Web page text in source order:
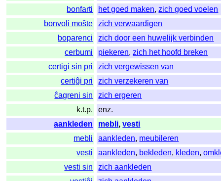
bonfarti
het goed maken,zich goed voelen
bonvoli moŝte
zich verwaardigen
boparenci
zich door een huwelijk verbinden
cerbumi
piekeren,zich het hoofd breken
certigi sin pri
zich vergewissen van
certiĝi pri
zich verzekeren van
ĉagreni sin
zich ergeren
k.t.p.
enz.
aankleden
mebli,vesti
mebli
aankleden, meubileren
vesti
aankleden, bekleden, kleden,
vesti sin
zich aankleden